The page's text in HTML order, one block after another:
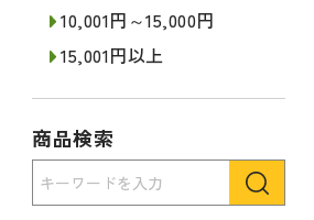
10,001円～15,000円
15,001円以上
商品検索